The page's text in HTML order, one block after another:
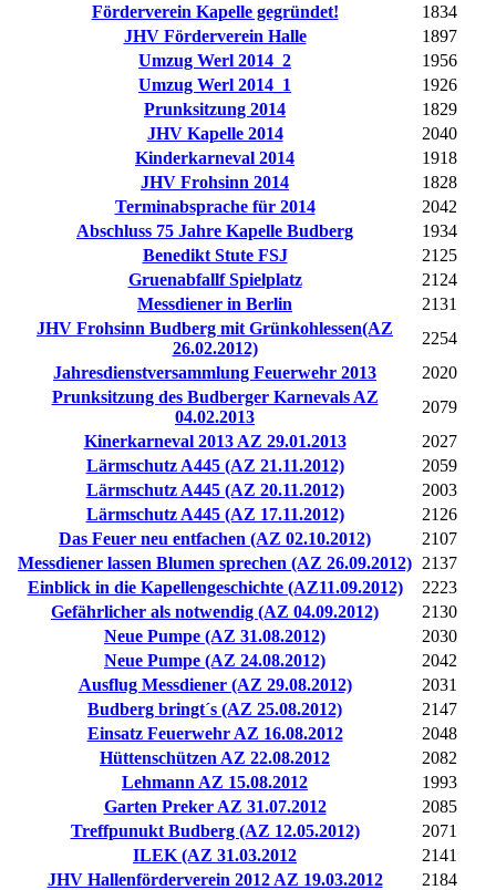
Förderverein Kapelle gegründet!
1834
JHV Förderverein Halle
1897
Umzug Werl 2014_2
1956
Umzug Werl 2014_1
1926
Prunksitzung 2014
1829
JHV Kapelle 2014
2040
Kinderkarneval 2014
1918
JHV Frohsinn 2014
1828
Terminabsprache für 2014
2042
Abschluss 75 Jahre Kapelle Budberg
1934
Benedikt Stute FSJ
2125
Gruenabfallf Spielplatz
2124
Messdiener in Berlin
2131
JHV Frohsinn Budberg mit Grünkohlessen(AZ
26.02.2012)
2254
Jahresdienstversammlung Feuerwehr 2013
2020
Prunksitzung des Budberger Karnevals AZ
04.02.2013
2079
Kinerkarneval 2013 AZ 29.01.2013
2027
Lärmschutz A445 (AZ 21.11.2012)
2059
Lärmschutz A445 (AZ 20.11.2012)
2003
Lärmschutz A445 (AZ 17.11.2012)
2126
Das Feuer neu entfachen (AZ 02.10.2012)
2107
Messdiener lassen Blumen sprechen (AZ 26.09.2012) 2137
Einblick in die Kapellengeschichte (AZ11.09.2012)
2223
Gefährlicher als notwendig (AZ 04.09.2012)
2130
Neue Pumpe (AZ 31.08.2012)
2030
Neue Pumpe (AZ 24.08.2012)
2042
Ausflug Messdiener (AZ 29.08.2012)
2031
Budberg bringt´s (AZ 25.08.2012)
2147
Einsatz Feuerwehr AZ 16.08.2012
2048
Hüttenschützen AZ 22.08.2012
2082
Lehmann AZ 15.08.2012
1993
Garten Preker AZ 31.07.2012
2085
Treffpunukt Budberg (AZ 12.05.2012)
2071
ILEK (AZ 31.03.2012
2141
JHV Hallenförderverein 2012 AZ 19.03.2012
2184